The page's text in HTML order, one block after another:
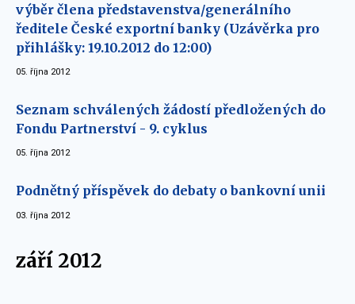
výběr člena představenstva/generálního
ředitele České exportní banky (Uzávěrka pro
přihlášky: 19.10.2012 do 12:00)
05. října 2012
Seznam schválených žádostí předložených do
Fondu Partnerství - 9. cyklus
05. října 2012
Podnětný příspěvek do debaty o bankovní unii
03. října 2012
září 2012